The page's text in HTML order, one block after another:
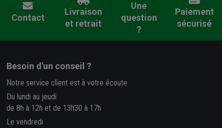
Contact
Livraison
et retrait
Une
question
?
Paiement
sécurisé
Besoin d'un conseil ?
Notre service client est à votre écoute
Du lundi au jeudi
de 8h à 12h et de 13h30 à 17h
Le vendredi